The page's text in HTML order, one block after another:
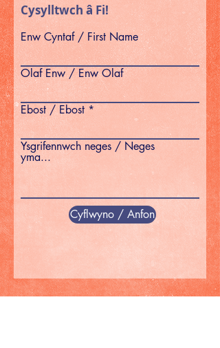
Cysylltwch â Fi!
Enw Cyntaf / First Name
Olaf Enw / Enw Olaf
Ebost / Ebost
Ysgrifennwch neges / Neges
yma...
Cyflwyno / Anfon